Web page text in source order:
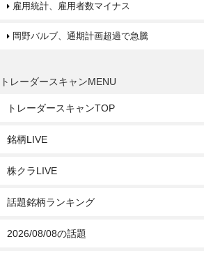
雇用統計、雇用者数マイナス
岡野バルブ、通期計画超過で急騰
トレーダースキャンMENU
トレーダースキャンTOP
銘柄LIVE
株クラLIVE
話題銘柄ランキング
2026/08/08の話題